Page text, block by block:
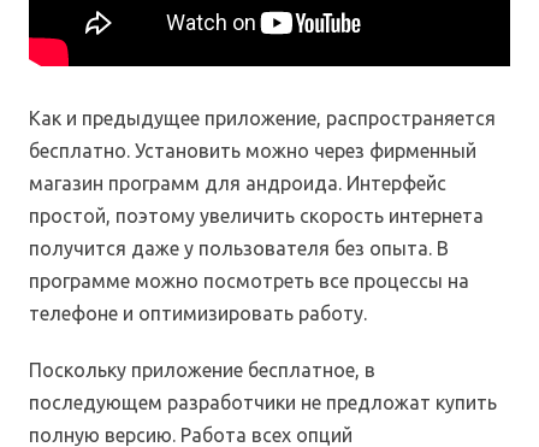
Как и предыдущее приложение, распространяется
бесплатно. Установить можно через фирменный
магазин программ для андроида. Интерфейс
простой, поэтому увеличить скорость интернета
получится даже у пользователя без опыта. В
программе можно посмотреть все процессы на
телефоне и оптимизировать работу.
Поскольку приложение бесплатное, в
последующем разработчики не предложат купить
полную версию. Работа всех опций